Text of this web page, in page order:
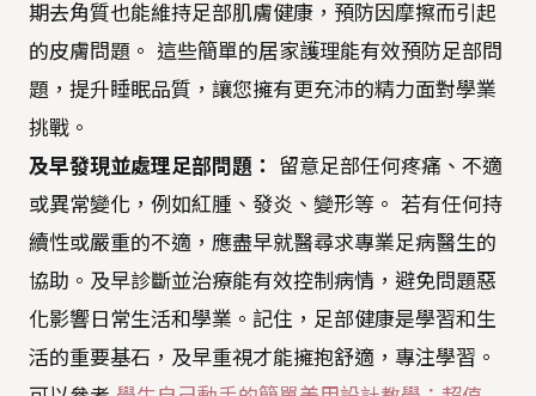
期去角質也能維持足部肌膚健康，預防因摩擦而引起
的皮膚問題。 這些簡單的居家護理能有效預防足部問
題，提升睡眠品質，讓您擁有更充沛的精力面對學業
挑戰。
及早發現並處理足部問題：
留意足部任何疼痛、不適
或異常變化，例如紅腫、發炎、變形等。 若有任何持
續性或嚴重的不適，應盡早就醫尋求專業足病醫生的
協助。及早診斷並治療能有效控制病情，避免問題惡
化影響日常生活和學業。記住，足部健康是學習和生
活的重要基石，及早重視才能擁抱舒適，專注學習。